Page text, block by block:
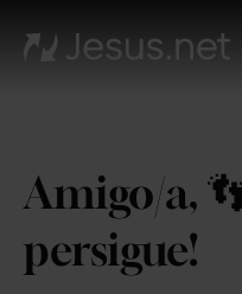
Amigo/a,
persigue!